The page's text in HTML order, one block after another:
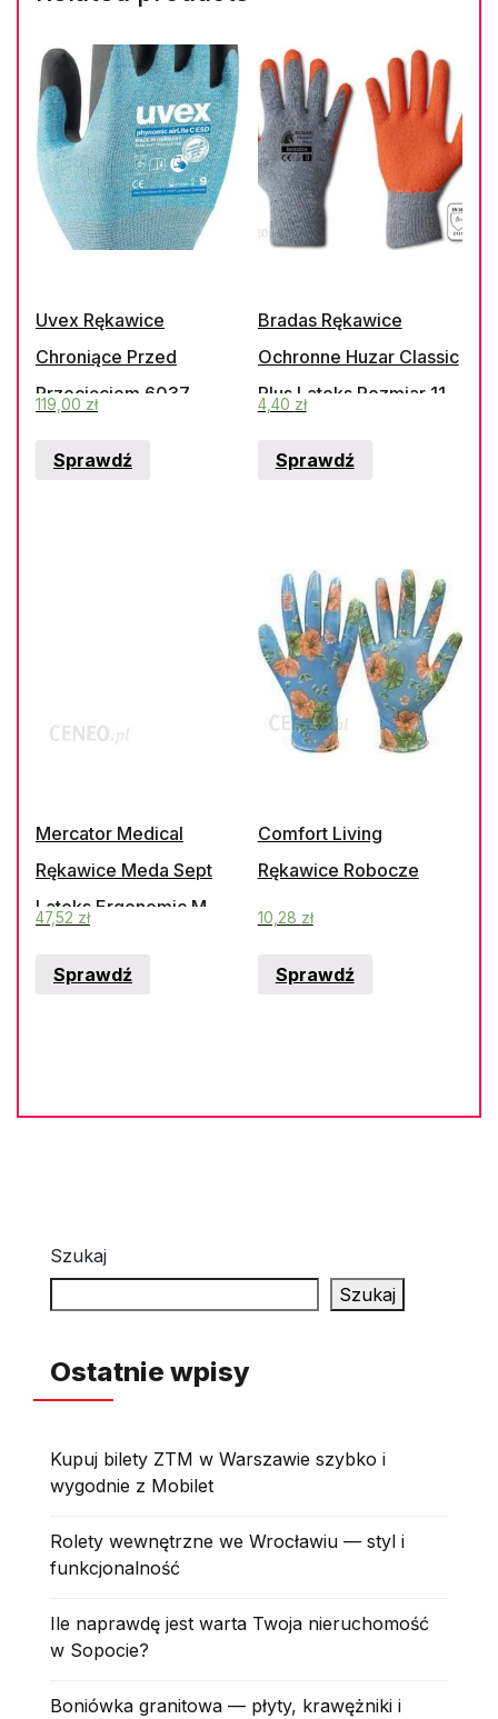
Uvex Rękawice
Chroniące Przed
Przecięciem 6037
119,00 zł
Sprawdź
Bradas Rękawice
Ochronne Huzar Classic
Plus Lateks Rozmiar 11
4,40 zł
Sprawdź
Mercator Medical
Rękawice Meda Sept
Lateks Ergonomic M
47,52 zł
Sprawdź
Comfort Living
Rękawice Robocze
10,28 zł
Sprawdź
Szukaj
Szukaj
Ostatnie wpisy
Kupuj bilety ZTM w Warszawie szybko i
wygodnie z Mobilet
Rolety wewnętrzne we Wrocławiu — styl i
funkcjonalność
Ile naprawdę jest warta Twoja nieruchomość
w Sopocie?
Boniówka granitowa — płyty, krawężniki i